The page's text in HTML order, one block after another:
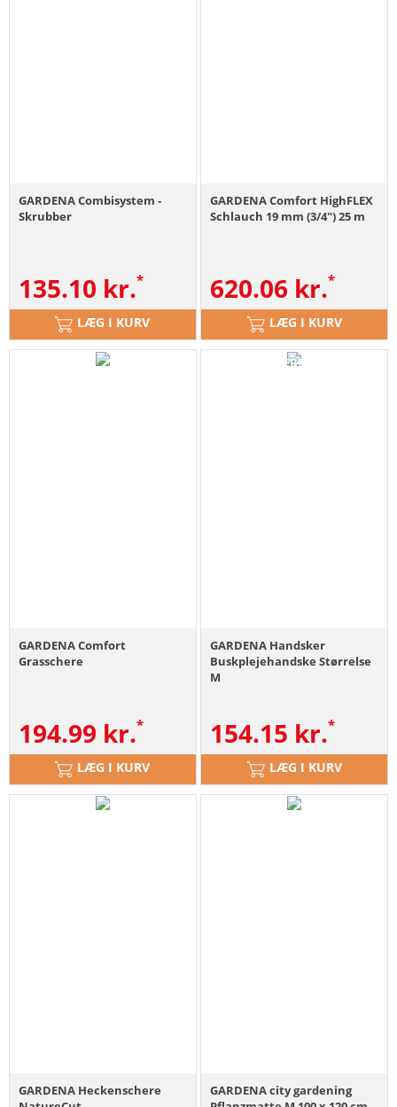
GARDENA Combisystem -
Skrubber
135.10 kr.
LÆG I KURV
GARDENA Comfort HighFLEX
Schlauch 19 mm (3/4") 25 m
620.06 kr.
LÆG I KURV
GARDENA Comfort
Grasschere
194.99 kr.
LÆG I KURV
GARDENA Handsker
Buskplejehandske Størrelse
M
154.15 kr.
ABVERKAUF
LÆG I KURV
GARDENA Heckenschere
GARDENA city gardening